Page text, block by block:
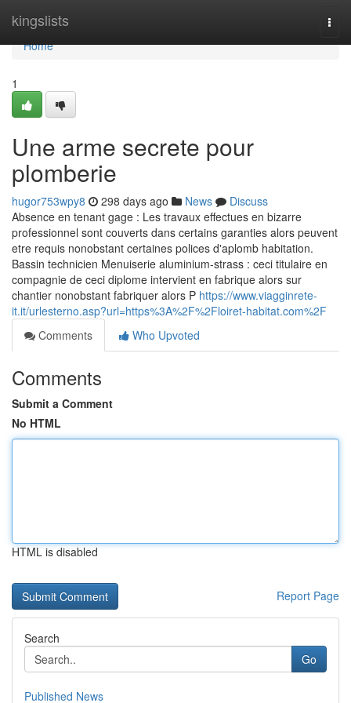
kingslists
Home
Home
1
Une arme secrete pour
plomberie
hugor753wpy8 298 days ago News
Discuss
Absence en tenant gage : Les travaux effectues en bizarre
professionnel sont couverts dans certains garanties alors peuvent
etre requis nonobstant certaines polices d'aplomb habitation.
Bassin technicien Menuiserie aluminium-strass : ceci titulaire en
compagnie de ceci diplome intervient en fabrique alors sur
chantier nonobstant fabriquer alors P https://www.viagginrete-
it.it/urlesterno.asp?url=https%3A%2F%2Floiret-habitat.com%2F
Comments
Who Upvoted
Comments
Submit a Comment
No HTML
HTML is disabled
Report Page
Search
Go
Published News